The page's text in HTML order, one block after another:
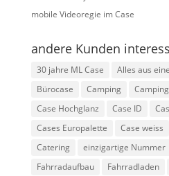
mobile Videoregie im Case
andere Kunden
30 jahre ML Case Alles aus
Bürocase
Camping
Case Hochglanz
Case ID
Cases Europalette
Case weiss
Catering
einzigartige Nummer
Fahrradaufbau
Fahrradladen